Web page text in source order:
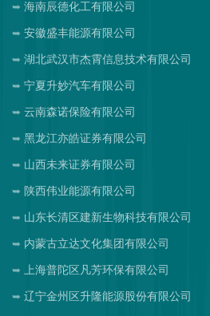
海南辰德化工有限公司
安徽盛丰能源有限公司
湖北武汉市杰霄信息技术有限公司
宁夏升妙汽车有限公司
云南森诺保险有限公司
黑龙江亦皓证券有限公司
山西未来证券有限公司
陕西伟业能源有限公司
山东长清区建新生物科技有限公司
内蒙古立达文化集团有限公司
上海普陀区凡芳环保有限公司
辽宁金州区升隆能源股份有限公司